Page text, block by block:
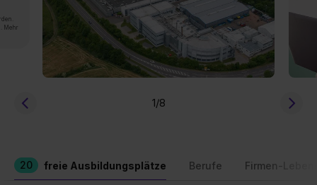
Mehr
1/8
20 freie Ausbildungsplätze Berufe Firmen-